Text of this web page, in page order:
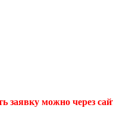
заявку можно через